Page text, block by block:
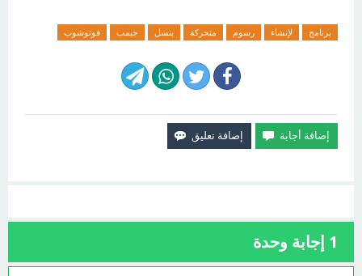
برنامج لإنشاء رسوم متحركة بنسل جيمب فوتوشوب
1 إجابة وحدة